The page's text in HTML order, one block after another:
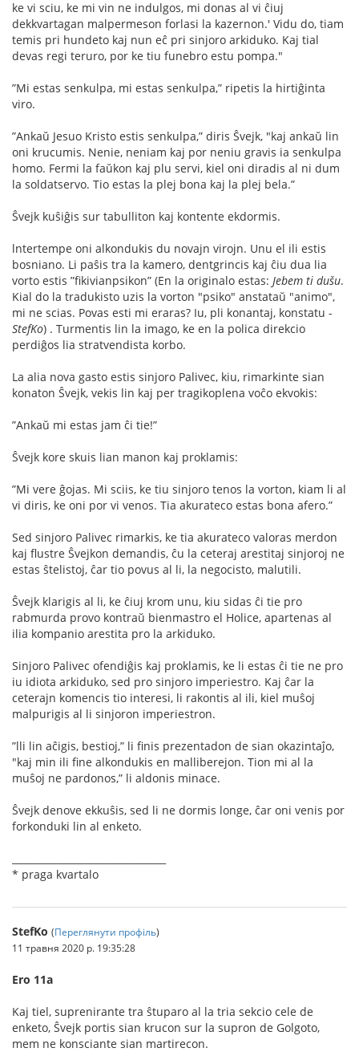
ke vi sciu, ke mi vin ne indulgos, mi donas al vi ĉiuj
dekkvartagan malpermeson forlasi la kazernon.' Vidu do, tiam
temis pri hundeto kaj nun eĉ pri sinjoro arkiduko. Kaj tial
devas regi teruro, por ke tiu funebro estu pompa."
”Mi estas senkulpa, mi estas senkulpa,” ripetis la hirtiĝinta
viro.
”Ankaŭ Jesuo Kristo estis senkulpa,” diris Ŝvejk, "kaj ankaŭ lin
oni krucumis. Nenie, neniam kaj por neniu gravis ia senkulpa
homo. Fermi la faŭkon kaj plu servi, kiel oni diradis al ni dum
la soldatservo. Tio estas la plej bona kaj la plej bela.”
Ŝvejk kuŝiĝis sur tabulliton kaj kontente ekdormis.
lntertempe oni alkondukis du novajn virojn. Unu el ili estis
bosniano. Li paŝis tra la kamero, dentgrincis kaj ĉiu dua lia
vorto estis ”ﬁkivianpsikon” (En la originalo estas: Jebem ti dušu.
Kial do la tradukisto uzis la vorton "psiko" anstataŭ "animo",
mi ne scias. Povas esti mi eraras? Iu, pli konantaj, konstatu -
StefKo) . Turmentis lin la imago, ke en la polica direkcio
perdiĝos lia stratvendista korbo.
La alia nova gasto estis sinjoro Palivec, kiu, rimarkinte sian
konaton Ŝvejk, vekis lin kaj per tragikoplena voĉo ekvokis:
”Ankaŭ mi estas jam ĉi tie!”
Ŝvejk kore skuis lian manon kaj proklamis:
”Mi vere ĝojas. Mi sciis, ke tiu sinjoro tenos la vorton, kiam li al
vi diris, ke oni por vi venos. Tia akurateco estas bona afero.”
Sed sinjoro Palivec rimarkis, ke tia akurateco valoras merdon
kaj flustre Ŝvejkon demandis, ĉu la ceteraj arestitaj sinjoroj ne
estas ŝtelistoj, ĉar tio povus al li, la negocisto, malutili.
Ŝvejk klarigis al li, ke ĉiuj krom unu, kiu sidas ĉi tie pro
rabmurda provo kontraŭ bienmastro el Holice, apartenas al
ilia kompanio arestita pro la arkiduko.
Sinjoro Palivec ofendiĝis kaj proklamis, ke li estas ĉi tie ne pro
iu idiota arkiduko, sed pro sinjoro imperiestro. Kaj ĉar la
ceterajn komencis tio interesi, li rakontis al ili, kiel muŝoj
malpurigis al li sinjoron imperiestron.
”lli lin aĉigis, bestioj,” li ﬁnis prezentadon de sian okazintaĵo,
"kaj min ili ﬁne alkondukis en malliberejon. Tion mi al la
muŝoj ne pardonos,” li aldonis minace.
Ŝvejk denove ekkuŝis, sed li ne dormis longe, ĉar oni venis por
forkonduki lin al enketo.
* praga kvartalo
StefKo (Переглянути профіль)
11 травня 2020 р. 19:35:28
Ero 11a
Kaj tiel, suprenirante tra ŝtuparo al la tria sekcio cele de
enketo, Ŝvejk portis sian krucon sur la supron de Golgoto,
mem ne konsciante sian martirecon.